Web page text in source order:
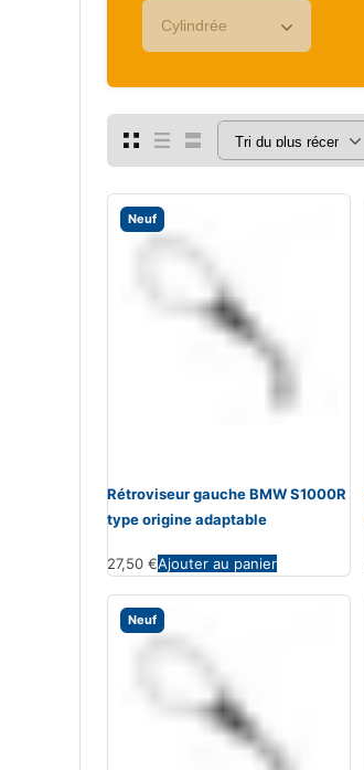
Neuf
Rétroviseur gauche BMW S1000R
type origine adaptable
27,50€Ajouter au panier
Neuf